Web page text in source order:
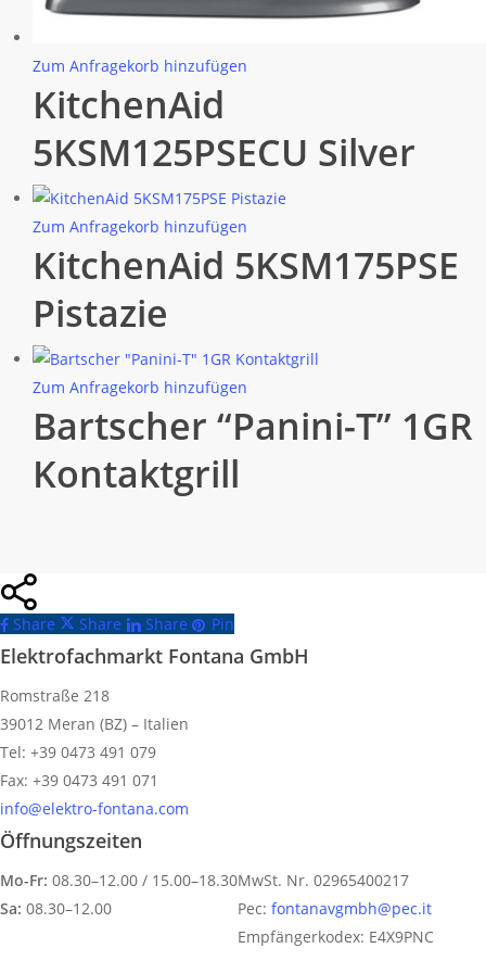
Zum Anfragekorb hinzufügen
KitchenAid
5KSM125PSECU Silver
Zum Anfragekorb hinzufügen
KitchenAid 5KSM175PSE
Pistazie
Zum Anfragekorb hinzufügen
Bartscher “Panini-T” 1GR
Kontaktgrill
Share
Share
Share Share Pin
Elektrofachmarkt Fontana GmbH
Romstraße 218
39012 Meran (BZ) – Italien
Tel: +39 0473 491 079
Fax: +39 0473 491 071
info@elektro-fontana.com
Öffnungszeiten
Mo-Fr: 08.30–12.00 / 15.00–18.30
Sa: 08.30–12.00
MwSt. Nr. 02965400217
Pec: fontanavgmbh@pec.it
Empfängerkodex: E4X9PNC